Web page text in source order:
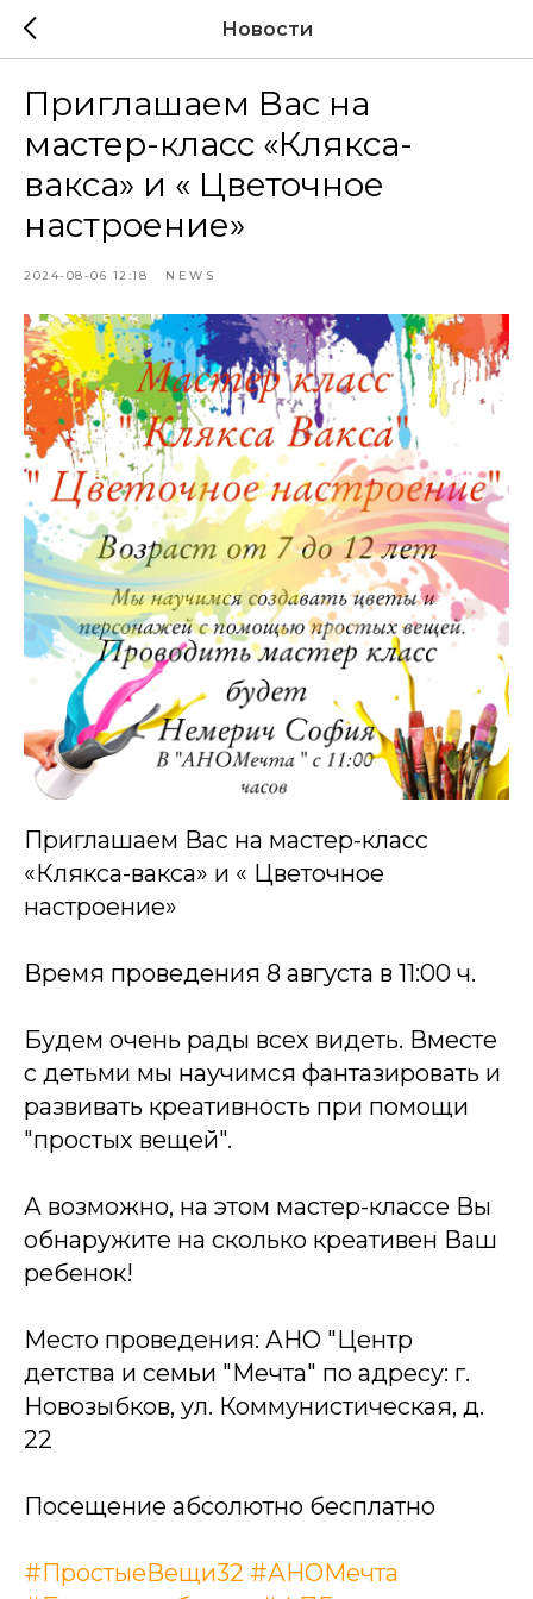
Новости
Приглашаем Вас на
мастер-класс «Клякса-
вакса» и « Цветочное
настроение»
2024-08-06 12:18 NEWS
Приглашаем Вас на мастер-класс
«Клякса-вакса» и « Цветочное
настроение»
Время проведения 8 августа в 11:00 ч.
Будем очень рады всех видеть. Вместе
с детьми мы научимся фантазировать и
развивать креативность при помощи
"простых вещей".
А возможно, на этом мастер-классе Вы
обнаружите на сколько креативен Ваш
ребенок!
Место проведения: АНО "Центр
детства и семьи "Мечта" по адресу: г.
Новозыбков, ул. Коммунистическая, д.
22
Посещение абсолютно бесплатно
#ПростыеВещи32 #АНОМечта